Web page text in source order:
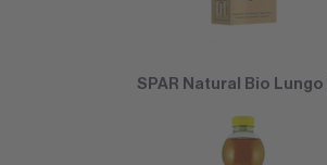
SPAR Natural Bio Lungo